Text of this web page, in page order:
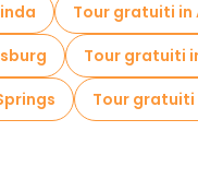
Tour gratuiti in
Tour gratuiti
Tour gratuiti